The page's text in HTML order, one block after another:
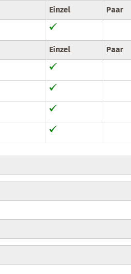
Einzel Paar
Einzel Paar